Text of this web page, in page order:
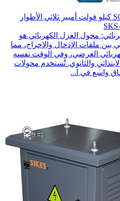
محول العزل الكهربائي هو
بين ملفات الإدخال والإخراج، مما
العرضي، وفي الوقت نفسه
والثانوي. تُستخدم محولات
واسع في ا...